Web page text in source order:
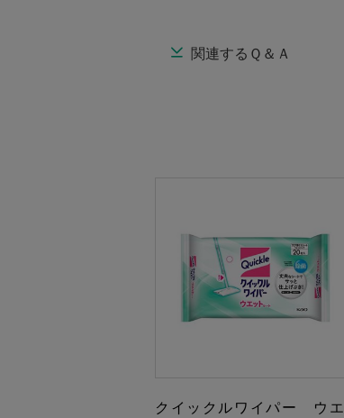
関連するＱ＆Ａ
クイックルワイパー ウエ